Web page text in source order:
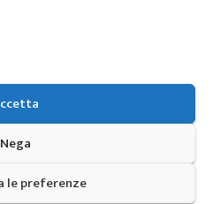
Nega
le preferenze
le informazioni
| Tema: Mag Dark di